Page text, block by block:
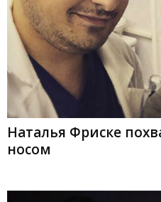
Наталья Фриске
носом